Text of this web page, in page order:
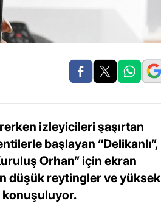
izleyicileri şaşırtan
başlayan “Delikanlı”,
Orhan” için ekran
düşük reytingler ve yüksek
konuşuluyor.